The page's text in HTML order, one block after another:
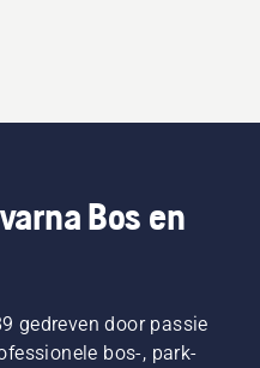
Bos en
gedreven door passie
bos-, park-